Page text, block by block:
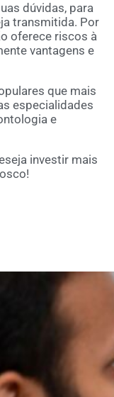
dúvidas, para
transmitida. Por
oferece riscos à
vantagens e
que mais
especialidades
e
investir mais
!